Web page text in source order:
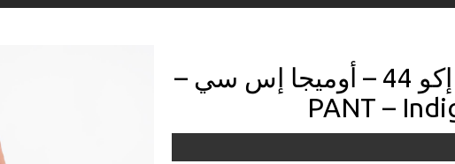
بنطلون مشد إكو 44 – أوميجا إس سي –